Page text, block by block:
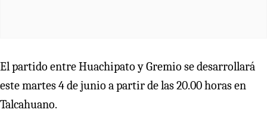
El partido entre Huachipato y Gremio se desarrollará
este martes 4 de junio a partir de las 20.00 horas en
Talcahuano.